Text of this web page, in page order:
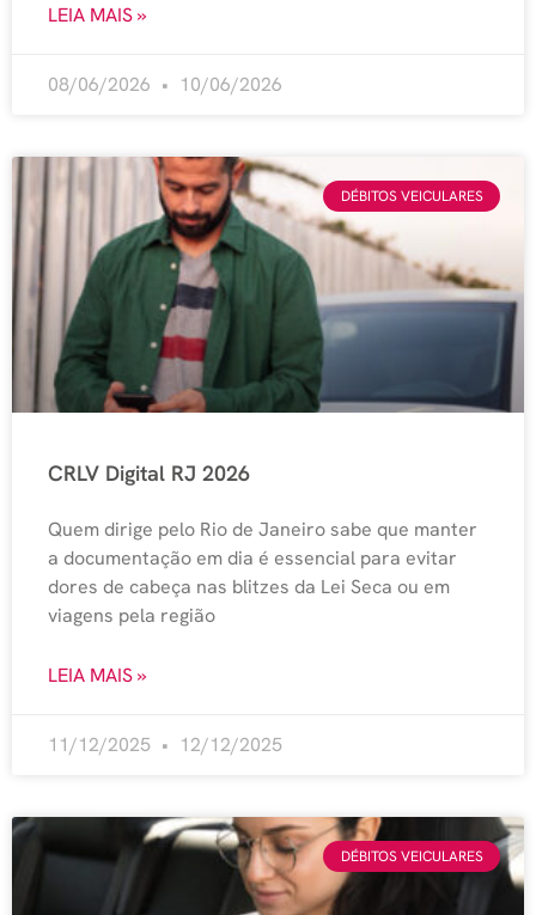
LEIA MAIS »
08/06/2026 10/06/2026
DÉBITOS VEICULARES
CRLV Digital RJ 2026
Quem dirige pelo Rio de Janeiro sabe que manter
a documentação em dia é essencial para evitar
dores de cabeça nas blitzes da Lei Seca ou em
viagens pela região
LEIA MAIS »
11/12/2025 12/12/2025
DÉBITOS VEICULARES